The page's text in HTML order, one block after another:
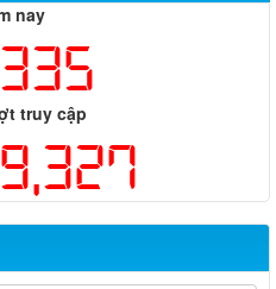
nay
truy cập